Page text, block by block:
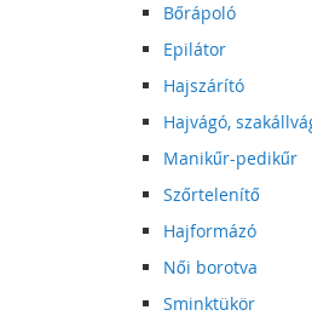
Bőrápoló
Epilátor
Hajszárító
Hajvágó,
Manikűr-pedikűr
Szőrtelenítő
Hajformázó
Női borotva
Sminktükör